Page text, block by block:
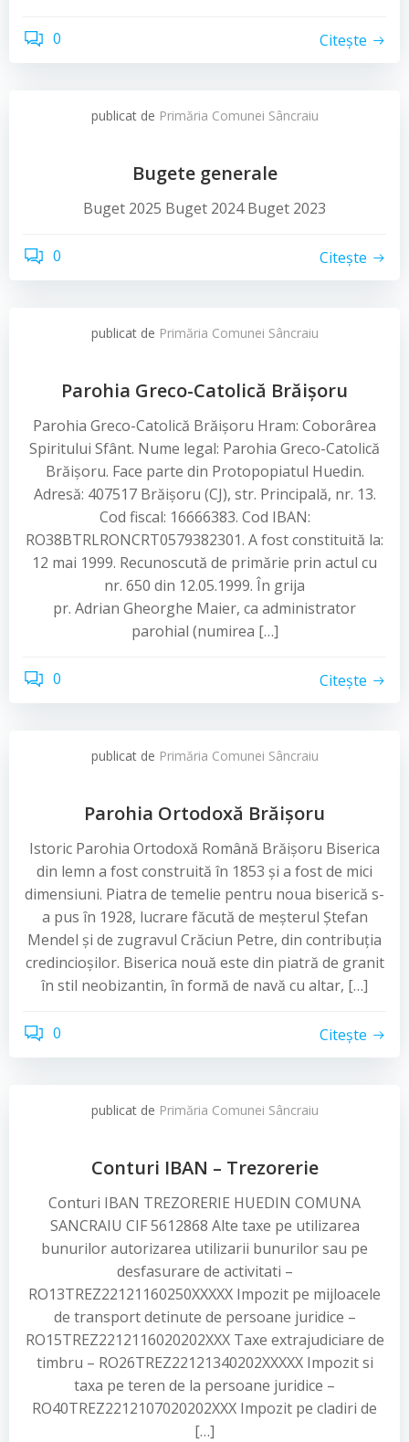
0 Citește
publicat de Primăria Comunei Sâncraiu
Bugete generale
Buget 2025 Buget 2024 Buget 2023
0 Citește
publicat de Primăria Comunei Sâncraiu
Parohia Greco-Catolică Brăişoru
Parohia Greco-Catolică Brăișoru Hram: Coborârea
Spiritului Sfânt. Nume legal: Parohia Greco-Catolică
Brăișoru. Face parte din Protopopiatul Huedin.
Adresă: 407517 Brăișoru (CJ), str. Principală, nr. 13.
Cod fiscal: 16666383. Cod IBAN:
RO38BTRLRONCRT0579382301. A fost constituită la:
12 mai 1999. Recunoscută de primărie prin actul cu
nr. 650 din 12.05.1999. În grija
pr. Adrian Gheorghe Maier, ca administrator
parohial (numirea […]
0 Citește
publicat de Primăria Comunei Sâncraiu
Parohia Ortodoxă Brăişoru
Istoric Parohia Ortodoxă Română Brăișoru Biserica
din lemn a fost construită în 1853 și a fost de mici
dimensiuni. Piatra de temelie pentru noua biserică s-
a pus în 1928, lucrare făcută de meșterul Ștefan
Mendel și de zugravul Crăciun Petre, din contribuția
credincioșilor. Biserica nouă este din piatră de granit
în stil neobizantin, în formă de navă cu altar, […]
0 Citește
publicat de Primăria Comunei Sâncraiu
Conturi IBAN – Trezorerie
Conturi IBAN TREZORERIE HUEDIN COMUNA
SANCRAIU CIF 5612868 Alte taxe pe utilizarea
bunurilor autorizarea utilizarii bunurilor sau pe
desfasurare de activitati –
RO13TREZ22121160250XXXXX Impozit pe mijloacele
de transport detinute de persoane juridice –
RO15TREZ2212116020202XXX Taxe extrajudiciare de
timbru – RO26TREZ22121340202XXXXX Impozit si
taxa pe teren de la persoane juridice –
RO40TREZ2212107020202XXX Impozit pe cladiri de
[…]